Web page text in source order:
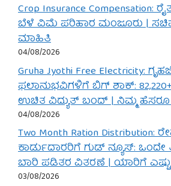
Crop Insurance Compensation:
ಬೆಳೆ ವಿಮೆ ಪರಿಹಾರ ಮಂಜೂರು |
ಮಾಹಿತಿ
04/08/2026
Gruha Jyothi Free Electricity:
ಫಲಾನುಭವಿಗಳಿಗೆ ಬಿಗ್ ಶಾಕ್:
ಉಚಿತ ವಿದ್ಯುತ್ ಬಂದ್ | ನಿಮ್ಮ
04/08/2026
Two Month Ration Distribution:
ಕಾರ್ಡುದಾರರಿಗೆ ಗುಡ್ ನ್ಯೂಸ್: ಒಂದೇ
ಬಾರಿ ಪಡಿತರ ವಿತರಣೆ | ಯಾರಿಗೆ ಎಷ್ಟು
03/08/2026